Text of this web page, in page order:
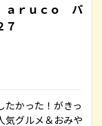
ｒｕｃｏ パ
７
たかった！がきっ
気グルメ＆おみや